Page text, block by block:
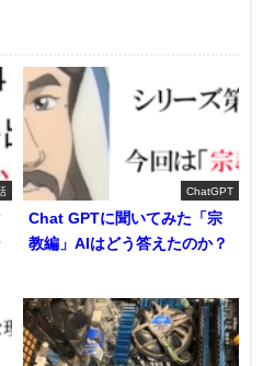
ChatGPT
Chat GPTに聞いてみた「宗
教編」AIはどう答えたのか？